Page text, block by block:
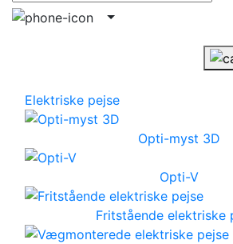
Elektriske pejse
Opti-myst 3D
Opti-V
Fritstående elektriske